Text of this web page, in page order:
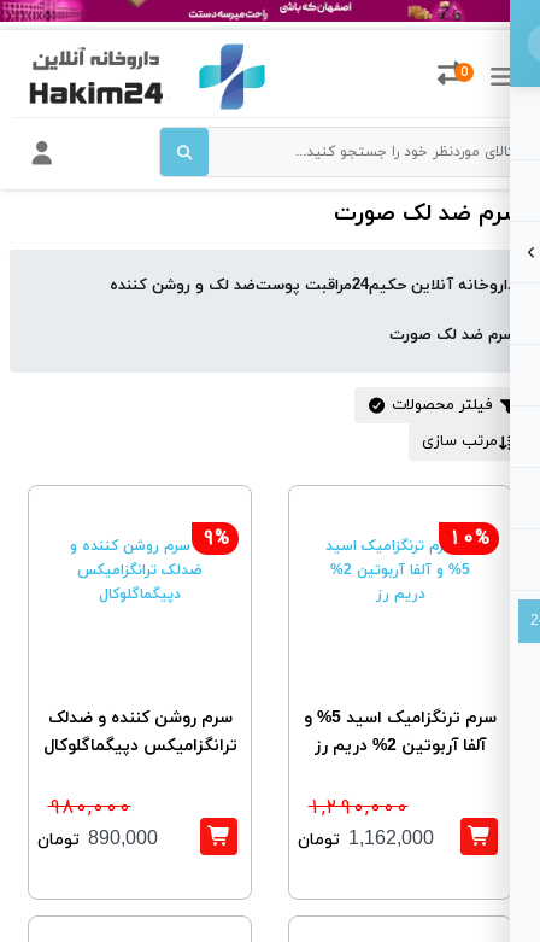
0
ضد لک صورت
آنلاین حکیم24 مراقبت پوستضد لک و روشن کننده
ضد لک صورت
فیلتر محصولات
مرتب سازی
10%
سرم ترنگزامیک اسید 5% و
آلفا آربوتین 2% دریم رز
1,290,000
1,162,000 تومان
9%
سرم روشن کننده و ضدلک
ترانگزامیکس دپیگماگلوکال
980,000
890,000 تومان